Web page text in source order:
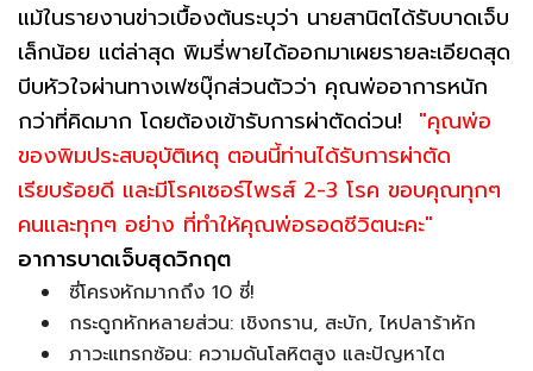
แม้ในรายงานข่าวเบื้องต้นระบุว่า นายสานิตได้รับบาดเจ็บ
เล็กน้อย แต่ล่าสุด พิมรี่พายได้ออกมาเผยรายละเอียดสุด
บีบหัวใจผ่านทางเฟซบุ๊กส่วนตัวว่า คุณพ่ออาการหนัก
กว่าที่คิดมาก โดยต้องเข้ารับการผ่าตัดด่วน! "คุณพ่อ
ของพิมประสบอุบัติเหตุ ตอนนี้ท่านได้รับการผ่าตัด
เรียบร้อยดี และมีโรคเซอร์ไพรส์ 2-3 โรค ขอบคุณทุกๆ
คนและทุกๆ อย่าง ที่ทำให้คุณพ่อรอดชีวิตนะคะ"
อาการบาดเจ็บสุดวิกฤต
ซี่โครงหักมากถึง 10 ซี่!
กระดูกหักหลายส่วน: เชิงกราน, สะบัก, ไหปลาร้าหัก
ภาวะแทรกซ้อน: ความดันโลหิตสูง และปัญหาไต